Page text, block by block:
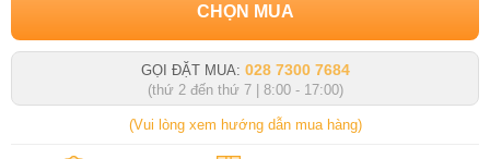
CHỌN MUA
GỌI ĐẶT MUA: 028 7300 7684
(thứ 2 đến thứ 7 | 8:00 - 17:00)
(Vui lòng xem hướng dẫn mua hàng)